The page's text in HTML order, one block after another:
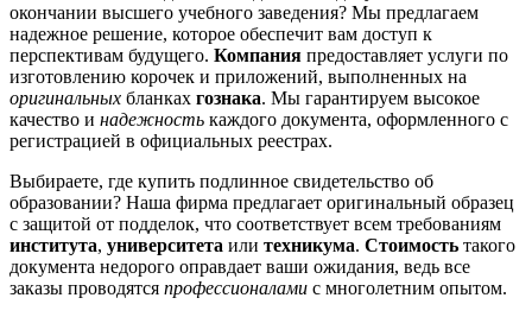
окончании высшего учебного заведения? Мы предлагаем
надежное решение, которое обеспечит вам доступ к
перспективам будущего. Компания предоставляет услуги по
изготовлению корочек и приложений, выполненных на
оригинальных бланках гознака. Мы гарантируем высокое
качество и надежность каждого документа, оформленного с
регистрацией в официальных реестрах.
Выбираете, где купить подлинное свидетельство об
образовании? Наша фирма предлагает оригинальный образец
с защитой от подделок, что соответствует всем требованиям
института, университета или техникума. Стоимость такого
документа недорого оправдает ваши ожидания, ведь все
заказы проводятся профессионалами с многолетним опытом.